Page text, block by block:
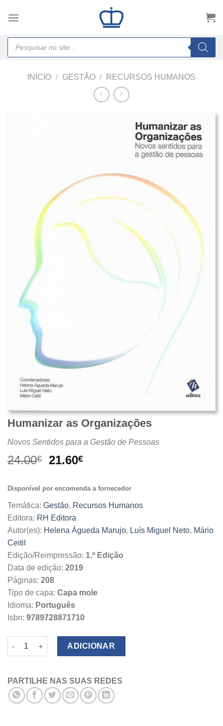
Products
search
INÍCIO / GESTÃO / RECURSOS HUMANOS
Humanizar as Organizações
Novos Sentidos para a Gestão de Pessoas
24.00€
O
original
24.00€.
21.60€O
atual
21.60€.
Disponível por encomenda a fornecedor
Temática: Gestão, Recursos Humanos
Editora: RH Editora
Autor(es): Helena Águeda Marujo, Luís Miguel Neto, Mário
Ceitil
Edição/Reimpressão: 1.ª Edição
Data de edição: 2019
Páginas: 208
Tipo de capa: Capa mole
Idioma: Português
Isbn: 9789728871710
Quantidade de Humanizar as Organizações
ADICIONAR
PARTILHE NAS SUAS REDES